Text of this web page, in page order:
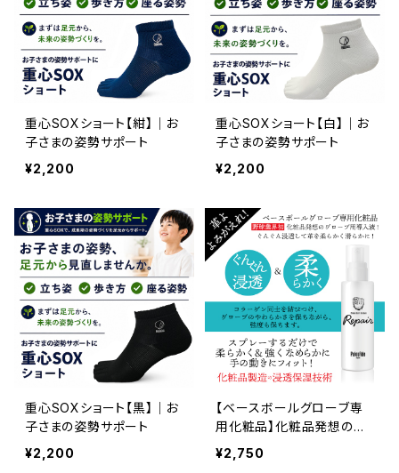
重心SOXショート【紺】｜お
子さまの姿勢サポート
¥2,200
重心SOXショート【白】｜お
子さまの姿勢サポート
¥2,200
重心SOXショート【黒】｜お
子さまの姿勢サポート
¥2,200
【ベースボールグローブ専
用化粧品】化粧品発想のグ
ローブ用導入剤 【レザー
レスキュー リペア】ぐんぐん
¥2,750